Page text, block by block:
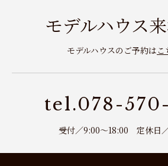
モデルハウス
モデルハウスのご予約は こ
tel.078-
受付／9:00～18:00 定休日